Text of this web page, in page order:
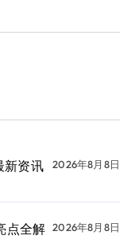
新资讯
2026年8月8日
点全解 2026年8月8日